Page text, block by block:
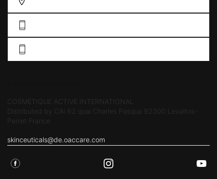
COSMETIQUE ACTIVE INTERNATIONAL
Distributed by CAI 62 quai Charles Pasqua 92300 Levallois-
Perret France
skinceuticals@de.oaccare.com